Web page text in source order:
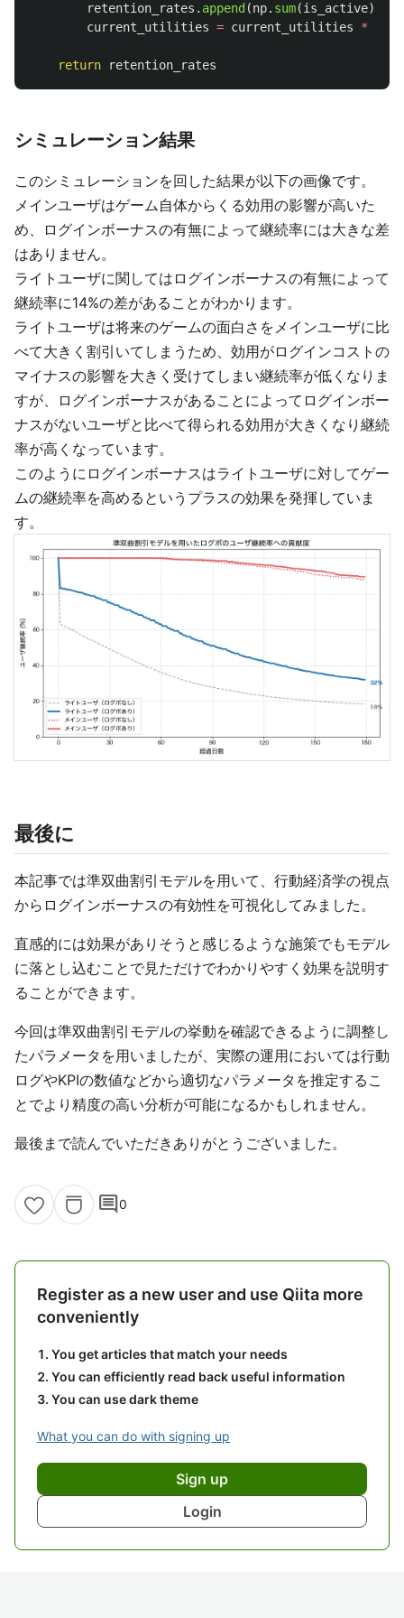
retention_rates . append (np. sum(is_active)
current_utilities = current_utilities *
return retention_rates
シミュレーション結果
このシミュレーションを回した結果が以下の画像です。
メインユーザはゲーム自体からくる効用の影響が高いた
め、ログインボーナスの有無によって継続率には大きな差
はありません。
ライトユーザに関してはログインボーナスの有無によって
継続率に14%の差があることがわかります。
ライトユーザは将来のゲームの面白さをメインユーザに比
べて大きく割引いてしまうため、効用がログインコストの
マイナスの影響を大きく受けてしまい継続率が低くなりま
すが、ログインボーナスがあることによってログインボー
ナスがないユーザと比べて得られる効用が大きくなり継続
率が高くなっています。
このようにログインボーナスはライトユーザに対してゲー
ムの継続率を高めるというプラスの効果を発揮していま
す。
最後に
本記事では準双曲割引モデルを用いて、行動経済学の視点
からログインボーナスの有効性を可視化してみました。
直感的には効果がありそうと感じるような施策でもモデル
に落とし込むことで見ただけでわかりやすく効果を説明す
ることができます。
今回は準双曲割引モデルの挙動を確認できるように調整し
たパラメータを用いましたが、実際の運用においては行動
ログやKPIの数値などから適切なパラメータを推定するこ
とでより精度の高い分析が可能になるかもしれません。
最後まで読んでいただきありがとうございました。
comment0
Register as a new user and use Qiita more
conveniently
You get articles that match your needs
You can efficiently read back useful information
You can use dark theme
What you can do with signing up
Sign up
Login